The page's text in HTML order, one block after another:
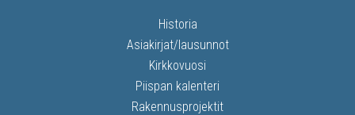
Historia
Asiakirjat/lausunnot
Kirkkovuosi
Piispan kalenteri
Rakennusprojektit